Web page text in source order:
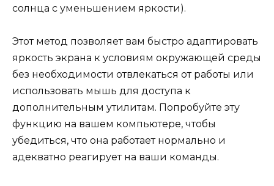
солнца с уменьшением яркости).
Этот метод позволяет вам быстро адаптировать
яркость экрана к условиям окружающей среды
без необходимости отвлекаться от работы или
использовать мышь для доступа к
дополнительным утилитам. Попробуйте эту
функцию на вашем компьютере, чтобы
убедиться, что она работает нормально и
адекватно реагирует на ваши команды.